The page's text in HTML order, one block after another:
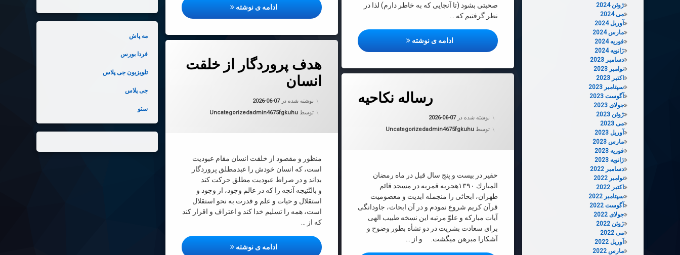
ادامه ی نوشته اربعین د ر فرهنگ شیعه
صحبتی بشود (تا آنجایی كه به خاطر دارم) لذا در
نظر گرفتیم كه …
ادامه ی نوشته اهمیت مسئلۀ اسم‌گذارى فرزندان در مكتب اسلام
هدف پروردگار از خلقت
انسان
نوشته شده در2026-06-07
توسط admin4675fgkuhuدسته بندی ها:
Uncategorized
منظور و مقصود از خلقت انسان مقام عبودیت
است، كه انسان خودش را عبدمطلق پروردگار
بداند و در صراط عبودیت مطلق حركت كند
و بالنّتیجه آنچه را كه در عالم وجود، از وجود و
استقلال و حیات و علم و قدرت به نحو استقلال
است، همه را تسلیم خدا كند و اعتراف و اقرار كند
كه از …
ادامه ی نوشته هدف پروردگار از خلقت انسان
رساله نکاحیه
نوشته شده در2026-06-07
توسط admin4675fgkuhuدسته بندی ها:
Uncategorized
حقیر در بیست و پنج سال قبل در ماه رمضان
المبارك ١٣٩٠هجریه قمریه در مسجد قائم
طهران، ابحاثى را منجمله ابدیت و معصومیت
قرآن كریم شروع نمودم و در آن ابحاث، جاودانگى
آیات مباركه و علوّ مرتبه این نسخه طبیب الهى
براى سعادت بشریت در دو نشأه بطور وضوح و
آشكارا مبرهن میگشت. و از …
مه پاش
فردا بورس
تلویزیون جی پلاس
جی پلاس
سئو
ژوئن 2024
می 2024
آوریل 2024
مارس 2024
فوریه 2024
ژانویه 2024
دسامبر 2023
نوامبر 2023
اکتبر 2023
سپتامبر 2023
آگوست 2023
جولای 2023
ژوئن 2023
می 2023
آوریل 2023
مارس 2023
فوریه 2023
ژانویه 2023
دسامبر 2022
نوامبر 2022
اکتبر 2022
سپتامبر 2022
آگوست 2022
جولای 2022
ژوئن 2022
می 2022
آوریل 2022
مارس 2022